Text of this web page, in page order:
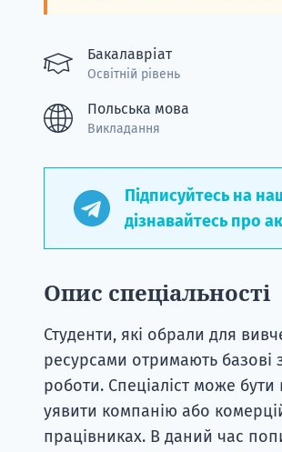
Бакалавріат
Освітній рівень
Польська мова
Викладання
Підписуйтесь на
дізнавайтесь про
Опис спеціальності
Студенти, які обрали для
ресурсами отримають базові
роботи. Спеціаліст може
уявити компанію або
працівниках. В даний час